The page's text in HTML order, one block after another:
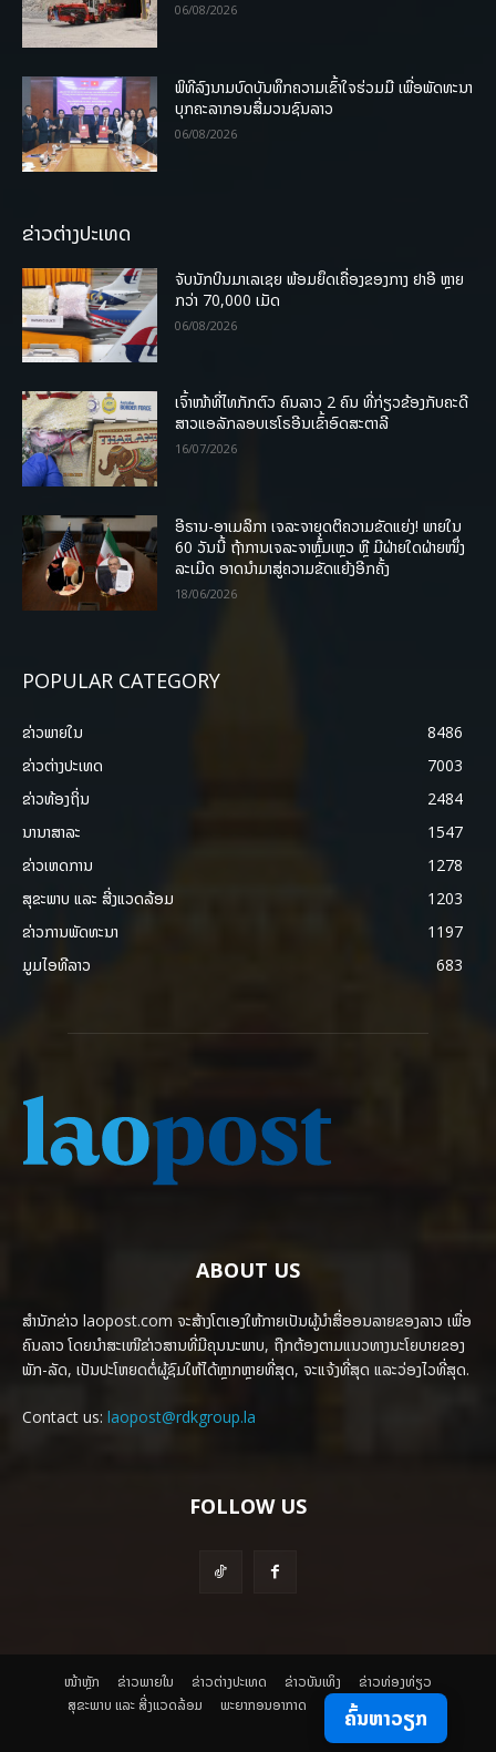
06/08/2026
ພິທີລົງນາມບົດບັນທຶກຄວາມເຂົ້າໃຈຮ່ວມມື ເພື່ອພັດທະນາ
ບຸກຄະລາກອນສື່ມວນຊົນລາວ
06/08/2026
ຂ່າວຕ່າງປະເທດ
ຈັບນັກບິນມາເລເຊຍ ພ້ອມຍຶດເຄື່ອງຂອງກາງ ຢາອີ ຫຼາຍ
ກວ່າ 70,000 ເມັດ
06/08/2026
ເຈົ້າໜ້າທີ່ໄທກັກຕົວ ຄົນລາວ 2 ຄົນ ທີ່ກ່ຽວຂ້ອງກັບຄະດີ
ສາວແອລັກລອບເຮໂຣອີນເຂົ້າອົດສະຕາລີ
16/07/2026
ອີຣານ-ອາເມລິກາ ເຈລະຈາຍຸດຕິຄວາມຂັດແຍ່ງ! ພາຍໃນ
60 ວັນນີ້ ຖ້າການເຈລະຈາຫຼົ້ມເຫຼວ ຫຼື ມີຝ່າຍໃດຝ່າຍໜຶ່ງ
ລະເມີດ ອາດນໍາມາສູ່ຄວາມຂັດແຍ້ງອີກຄັ້ງ
18/06/2026
POPULAR CATEGORY
ຂ່າວພາຍ​ໃນ
8486
ຂ່າວຕ່າງປະເທດ
7003
ຂ່າວທ້ອງຖິ່ນ
2484
ນານາສາລະ
1547
ຂ່າວເຫດການ
1278
ສຸຂະພາບ ແລະ ສີ່ງແວດລ້ອມ
1203
ຂ່າວການພັດທະນາ
1197
ມູມໄອທີລາວ
683
ABOUT US
ສຳນັກຂ່າວ laopost.com ຈະສ້າງໂຕເອງໃຫ້ກາຍເປັນຜູ້ນຳສື່ອອນລາຍຂອງລາວ ເພື່ອ
ຄົນລາວ ໂດຍນຳສະເໜີຂ່າວສານທີ່ມີຄຸນນະພາບ, ຖືກຕ້ອງຕາມແນວທາງນະໂຍບາຍຂອງ
ພັກ-ລັດ, ເປັນປະໂຫຍດຕໍ່ຜູ້ຊົມໃຫ້ໄດ້ຫຼາກຫຼາຍທີ່ສຸດ, ຈະແຈ້ງທີ່ສຸດ ແລະວ່ອງໄວທີ່ສຸດ.
Contact us: laopost@rdkgroup.la
FOLLOW US
ໜ້າຫຼັກ ຂ່າວພາຍ​ໃນ ຂ່າວຕ່າງປະເທດ ​ຂ່າວບັນເທິງ
​ຂ່າວທ່ອງທ່ຽວ
ສຸຂະພາບ ແລະ ສີ່ງແວດລ້ອມ
ພະຍາກອນອາກາດ ຄົ້ນຫາວຽກ